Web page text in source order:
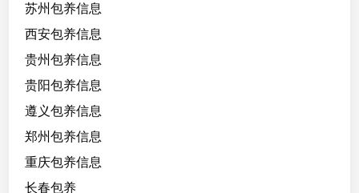
苏州包养信息
西安包养信息
贵州包养信息
贵阳包养信息
遵义包养信息
郑州包养信息
重庆包养信息
长春包养